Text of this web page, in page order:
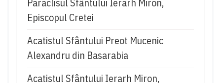
Episcopul Cretei
Acatistul Sfântului Preot Mucenic
Alexandru din Basarabia
Acatistul Sfântului Ierarh Miron,